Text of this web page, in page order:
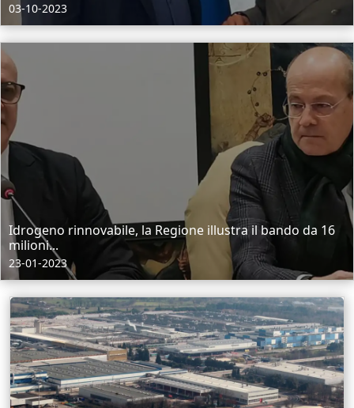
03-10-2023
Idrogeno rinnovabile, la Regione illustra il bando da 16
milioni...
23-01-2023